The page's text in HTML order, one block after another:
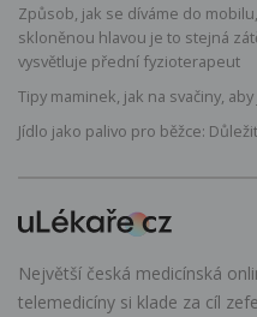
Způsob, jak se díváme do
skloněnou hlavou je to stejná
vysvětluje přední fyzioterapeut
Tipy maminek, jak na svačiny,
Jídlo jako palivo pro běžce:
Největší česká medicínská
telemedicíny si klade za cíl